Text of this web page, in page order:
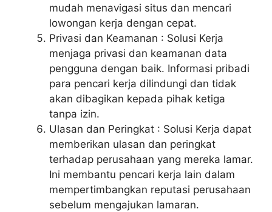
mudah menavigasi situs dan mencari
lowongan kerja dengan cepat.
Privasi dan Keamanan : Solusi Kerja
menjaga privasi dan keamanan data
pengguna dengan baik. Informasi pribadi
para pencari kerja dilindungi dan tidak
akan dibagikan kepada pihak ketiga
tanpa izin.
Ulasan dan Peringkat : Solusi Kerja dapat
memberikan ulasan dan peringkat
terhadap perusahaan yang mereka lamar.
Ini membantu pencari kerja lain dalam
mempertimbangkan reputasi perusahaan
sebelum mengajukan lamaran.